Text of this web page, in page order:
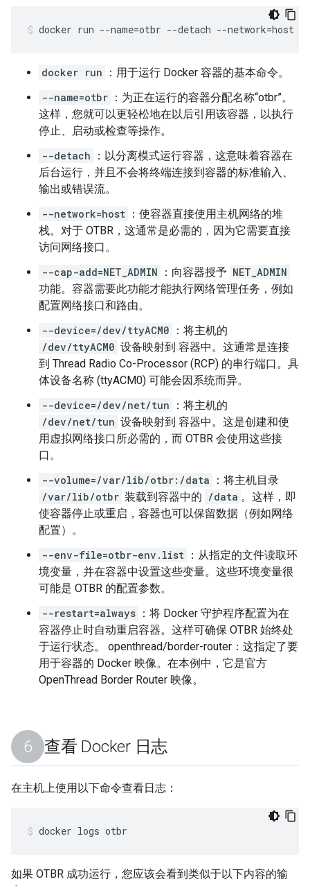
docker run --name=otbr --detach --network=host
docker run
：用于运行 Docker 容器的基本命令。
--name=otbr ：为正在运行的容器分配名称“otbr”。
这样，您就可以更轻松地在以后引用该容器，以执行
停止、启动或检查等操作。
--detach
：以分离模式运行容器，这意味着容器在
后台运行，并且不会将终端连接到容器的标准输入、
输出或错误流。
--network=host ：使容器直接使用主机网络的堆
栈。对于 OTBR，这通常是必需的，因为它需要直接
访问网络接口。
--cap-add=NET_ADMIN
：向容器授予 NET_ADMIN
功能。容器需要此功能才能执行网络管理任务，例如
配置网络接口和路由。
--device=/dev/ttyACM0
：将主机的
/dev/ttyACM0 设备映射到 容器中。这通常是连接
到 Thread Radio Co-Processor (RCP) 的串行端口。具
体设备名称 (ttyACM0) 可能会因系统而异。
--device=/dev/net/tun
：将主机的
/dev/net/tun 设备映射到 容器中。这是创建和使
用虚拟网络接口所必需的，而 OTBR 会使用这些接
口。
--volume=/var/lib/otbr:/data
：将主机目录
/var/lib/otbr 装载到容器中的 /data 。这样，即
使容器停止或重启，容器也可以保留数据（例如网络
配置）。
--env-file=otbr-env.list ：从指定的文件读取环
境变量，并在容器中设置这些变量。这些环境变量很
可能是 OTBR 的配置参数。
--restart=always ：将 Docker 守护程序配置为在
容器停止时自动重启容器。这样可确保 OTBR 始终处
于运行状态。 openthread/border-router：这指定了要
用于容器的 Docker 映像。在本例中，它是官方
OpenThread Border Router 映像。
查看 Docker 日志
在主机上使用以下命令查看日志：
docker logs otbr
如果 OTBR 成功运行，您应该会看到类似于以下内容的输